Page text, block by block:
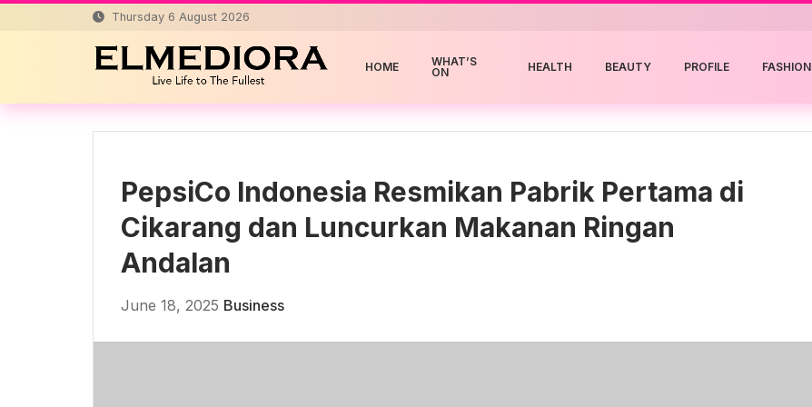
Skip
Thursday 6 August 2026
HOME
WHAT’S
ON
HEALTH BEAUTY PROFILE FASHION
PepsiCo Indonesia Resmikan Pabrik Pertama di
Cikarang dan Luncurkan Makanan Ringan
Andalan
June 18, 2025 Business